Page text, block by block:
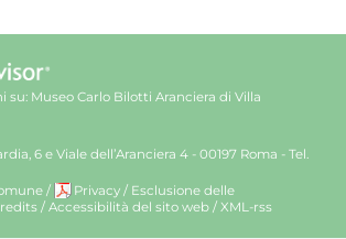
su: Museo Carlo Bilotti Aranciera di Villa
6 e Viale dell’Aranciera 4 - 00197 Roma - Tel.
/ Privacy / Esclusione delle
/ Accessibilità del sito web / XML-rss